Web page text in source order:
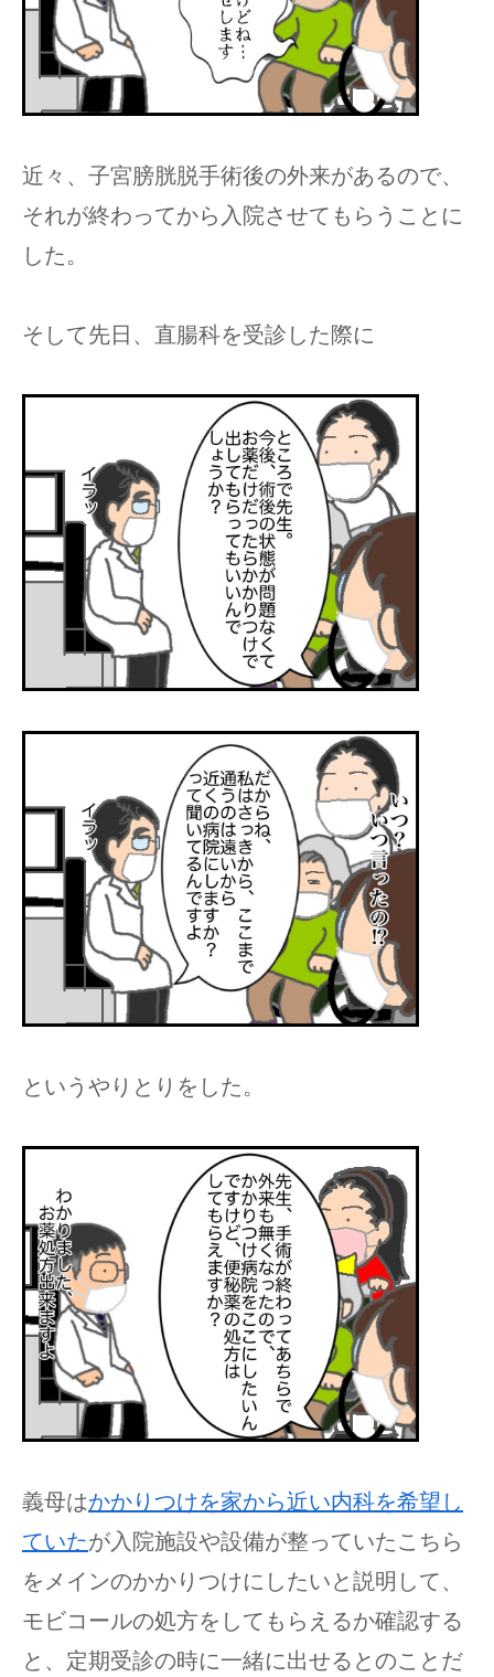
近々、子宮膀胱脱手術後の外来があるので、
それが終わってから入院させてもらうことに
した。
そして先日、直腸科を受診した際に
というやりとりをした。
義母はかかりつけを家から近い内科を希望し
ていたが入院施設や設備が整っていたこちら
をメインのかかりつけにしたいと説明して、
モビコールの処方をしてもらえるか確認する
と、定期受診の時に一緒に出せるとのことだ